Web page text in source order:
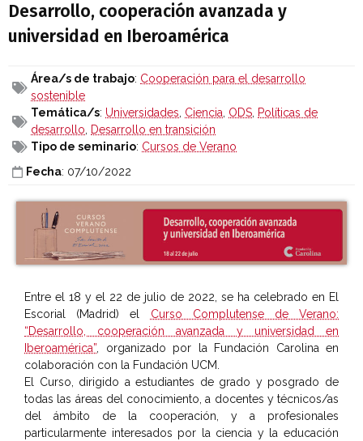
Desarrollo, cooperación avanzada y
universidad en Iberoamérica
Área/s de trabajo: Cooperación para el desarrollo
sostenible
Temática/s: Universidades, Ciencia, ODS, Políticas de
desarrollo, Desarrollo en transición
Tipo de seminario: Cursos de Verano
Fecha: 07/10/2022
Entre el 18 y el 22 de julio de 2022, se ha celebrado en El
Escorial (Madrid) el Curso Complutense de Verano:
“Desarrollo, cooperación avanzada y universidad en
Iberoamérica” , organizado por la Fundación Carolina en
colaboración con la Fundación UCM.
El Curso, dirigido a estudiantes de grado y posgrado de
todas las áreas del conocimiento, a docentes y técnicos/as
del ámbito de la cooperación, y a profesionales
particularmente interesados por la ciencia y la educación